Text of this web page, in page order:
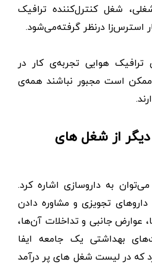
شغل کنترل‌کننده ترافیک
استرس‌زا درنظر گرفته‌می‌شود.
ترافیک هوایی تجربه‌ی کار در
ممکن است مجبور نباشند همه‌ی
دیگر از شغل های
می‌توان به داروسازی اشاره کرد.
تجویزی و مشاوره دادن
عوارض جانبی و تداخلات آن‌ها،
بهداشتی یک جامعه ایفا
که در لیست شغل های پر درآمد